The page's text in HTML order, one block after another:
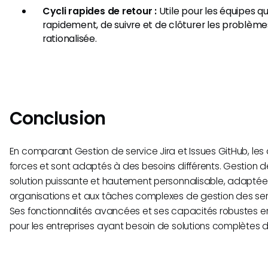
Cycli rapides de retour :Utile pour les équipes
rapidement, de suivre et de clôturer les
rationalisée.
Conclusion
En comparant Gestion de service Jira et Issues GitHub, les
forces et sont adaptés à des besoins différents. Gestion
solution puissante et hautement personnalisable,
organisations et aux tâches complexes de gestion des
Ses fonctionnalités avancées et ses capacités robustes
pour les entreprises ayant besoin de solutions complètes